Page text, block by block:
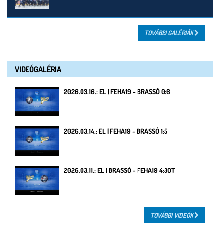
TOVÁBBI GALÉRIÁK
VIDEÓGALÉRIA
2026.03.16.: EL | FEHA19 - BRASSÓ 0:6
2026.03.14.: EL | FEHA19 - BRASSÓ 1:5
2026.03.11.: EL | BRASSÓ - FEHA19 4:3OT
TOVÁBBI VIDEÓK